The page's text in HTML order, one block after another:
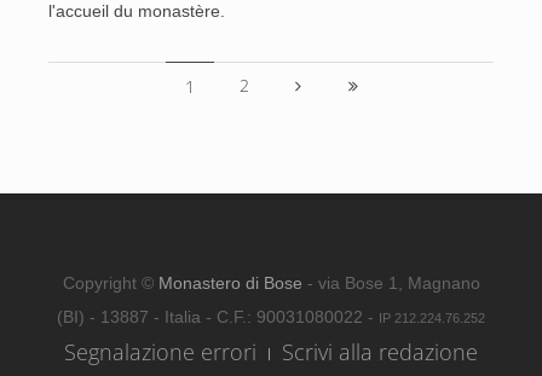
l'accueil du monastère.
1 2
Copyright © Monastero di Bose - via Bose 1, Magnano
(BI) - 13887 - Italia - C.F.: 90031080022 - IP 212.224.76.252
Segnalazione errori
Scrivi alla redazione